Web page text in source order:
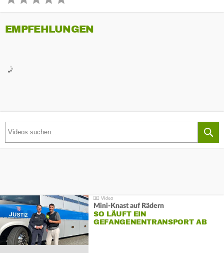
EMPFEHLUNGEN
Mini-Knast auf Rädern
SO LÄUFT EIN
GEFANGENENTRANSPORT AB